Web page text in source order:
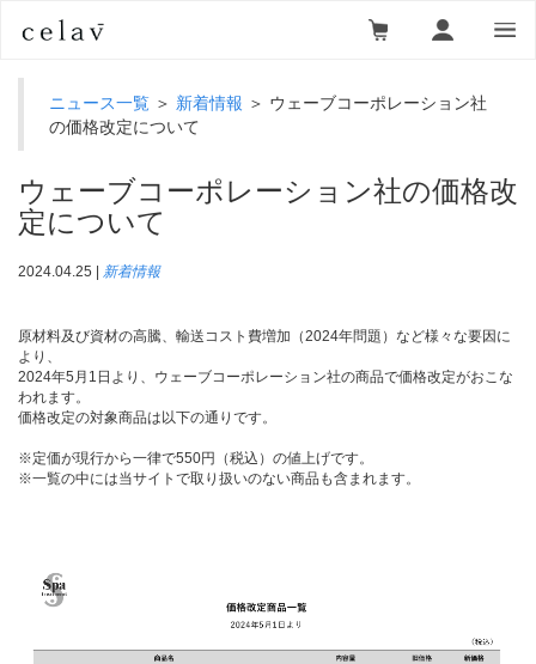
ニュース一覧 ＞ 新着情報 ＞ ウェーブコーポレーション社
の価格改定について
ウェーブコーポレーション社の価格改
定について
2024.04.25 | 新着情報
原材料及び資材の高騰、輸送コスト費増加（2024年問題）など様々な要因に
より、
2024年5月1日より、ウェーブコーポレーション社の商品で価格改定がおこな
われます。
価格改定の対象商品は以下の通りです。
※定価が現行から一律で550円（税込）の値上げです。
※一覧の中には当サイトで取り扱いのない商品も含まれます。